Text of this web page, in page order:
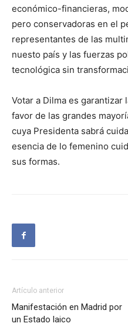
económico-financieras,
pero conservadoras en el
representantes de las
nuesto país y las fuerzas
tecnológica sin
Votar a Dilma es garantizar
favor de las grandes
cuya Presidenta sabrá
esencia de lo femenino
sus formas.
Artículo anterior
Manifestación en Madrid por
un Estado laico